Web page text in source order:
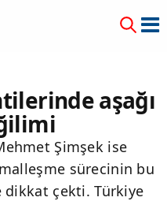
aşağı
Şimşek ise
sürecinin bu
çekti. Türkiye